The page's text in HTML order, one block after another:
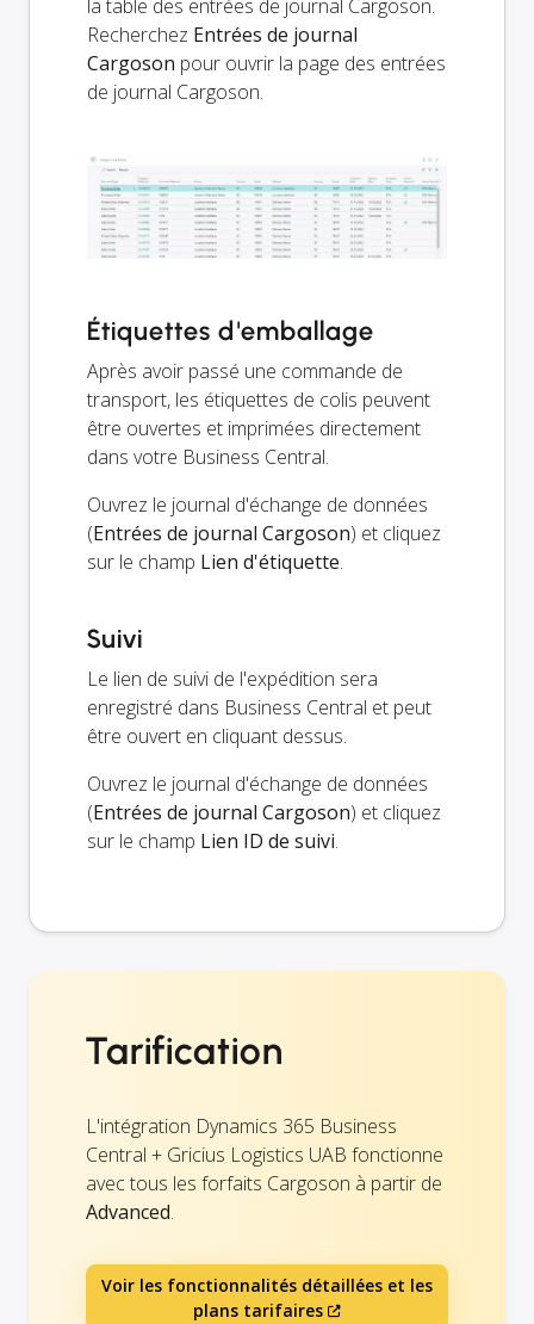
la table des entrées de journal Cargoson.
Recherchez Entrées de journal
Cargoson pour ouvrir la page des entrées
de journal Cargoson.
Étiquettes d'emballage
Après avoir passé une commande de
transport, les étiquettes de colis peuvent
être ouvertes et imprimées directement
dans votre Business Central.
Ouvrez le journal d'échange de données
(Entrées de journal Cargoson) et cliquez
sur le champ Lien d'étiquette.
Suivi
Le lien de suivi de l'expédition sera
enregistré dans Business Central et peut
être ouvert en cliquant dessus.
Ouvrez le journal d'échange de données
(Entrées de journal Cargoson) et cliquez
sur le champ Lien ID de suivi.
Tarification
L'intégration Dynamics 365 Business
Central + Gricius Logistics UAB fonctionne
avec tous les forfaits Cargoson à partir de
Advanced.
Voir les fonctionnalités détaillées et les
plans tarifaires